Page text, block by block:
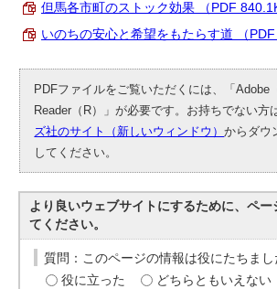
但馬各市町のストック効果 （PDF
いのちの安心と希望をもたらす道 （PDF
PDFファイルをご覧いただくには、「Adobe
Reader（R）」が必要です。お持ちでない方
ズ社のサイト（新しいウィンドウ）からダウ
してください。
より良いウェブサイトにするために、ペ
てください。
質問：このページの情報は役にたちまし
役に立った
どちらともいえない